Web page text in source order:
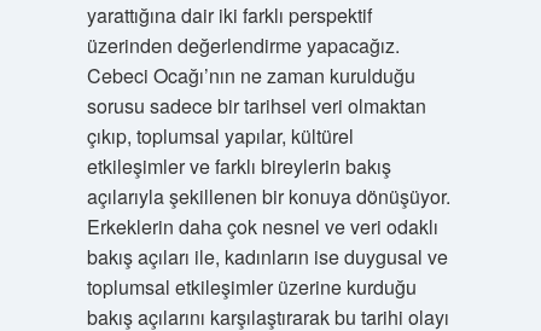
yarattığına dair iki farklı perspektif
üzerinden değerlendirme yapacağız.
Cebeci Ocağı’nın ne zaman kurulduğu
sorusu sadece bir tarihsel veri olmaktan
çıkıp, toplumsal yapılar, kültürel
etkileşimler ve farklı bireylerin bakış
açılarıyla şekillenen bir konuya dönüşüyor.
Erkeklerin daha çok nesnel ve veri odaklı
bakış açıları ile, kadınların ise duygusal ve
toplumsal etkileşimler üzerine kurduğu
bakış açılarını karşılaştırarak bu tarihi olayı